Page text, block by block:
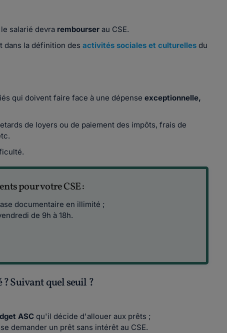
salarié devra rembourser au CSE.
dans la définition desactivités sociales et culturelles du
qui doivent faire face à une dépenseexceptionnelle,
de loyers ou de paiement des impôts, frais de
pour votre CSE :
documentaire en illimité ;
de 9h à 18h.
Suivant quel seuil ?
ASC qu'il décide d'allouer aux prêts ;
demander un prêt sans intérêt au CSE.